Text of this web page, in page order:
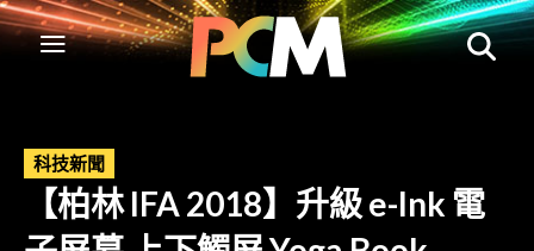
科技新聞
【柏林 IFA 2018】升級 e-Ink 電